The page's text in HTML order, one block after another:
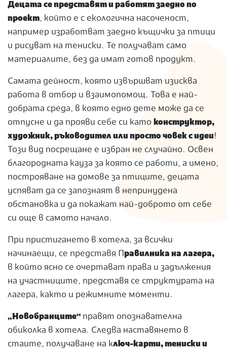
Децата се представят и работят заедно по
проект, който е с екологична насоченост,
например изработват заедно къщички за птици
и рисуват на тениски. Те получават само
материалите, без да имат готов продукт.
Самата дейност, която извършват изисква
работа в отбор и взаимопомощ. Това е най-
добрата среда, в която едно дете може да се
отпусне и да прояви себе си като конструктор,
художник, ръководител или просто човек с идеи!
Този вид посрещане е избран не случайно. Освен
благородната кауза за която се работи, а имено,
построяване на домове за птиците, децата
успяват да се запознаят в непринудена
обстановка и да покажат най-доброто от себе
си още в самото начало.
При пристигането в хотела, за всички
начинаещи, се представя П равилника на лагера,
в който ясно се очертават права и задължения
на участниците, представя се структурата на
лагера, както и режимните моменти.
„Новобранците“ правят опознавателна
обиколка в хотела. Следва наставянето в
стаите, получаване на ключ-карти, тениски и